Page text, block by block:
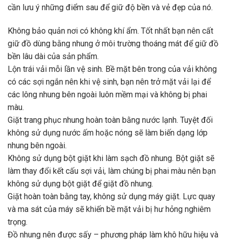
cần lưu ý những điểm sau để giữ độ bền và vẻ đẹp của nó.
Không bảo quản nơi có không khí ẩm. Tốt nhất bạn nên cất
giữ đồ dùng bằng nhung ở môi trường thoáng mát để giữ đồ
bền lâu dài của sản phẩm.
Lộn trái vải mỗi lần vệ sinh. Bề mặt bên trong của vải không
có các sợi ngắn nên khi vệ sinh, bạn nên trở mặt vải lại để
các lông nhung bên ngoài luôn mềm mại và không bị phai
màu.
Giặt trang phục nhung hoàn toàn bằng nước lạnh. Tuyệt đối
không sử dụng nước ấm hoặc nóng sẽ làm biến dạng lớp
nhung bên ngoài.
Không sử dụng bột giặt khi làm sạch đồ nhung. Bột giặt sẽ
làm thay đổi kết cấu sợi vải, làm chúng bị phai màu nên bạn
không sử dụng bột giặt để giặt đồ nhung.
Giặt hoàn toàn bằng tay, không sử dụng máy giặt. Lực quay
và ma sát của máy sẽ khiến bề mặt vải bị hư hỏng nghiêm
trọng.
Đồ nhung nên được sấy – phương pháp làm khô hữu hiệu và